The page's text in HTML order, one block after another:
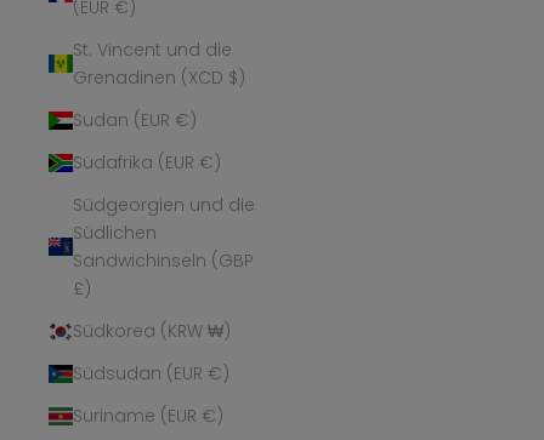
(EUR €)
St. Vincent und die
Grenadinen (XCD $)
Sudan (EUR €)
Südafrika (EUR €)
Südgeorgien und die
Südlichen
Sandwichinseln (GBP
£)
Südkorea (KRW ₩)
Südsudan (EUR €)
Suriname (EUR €)